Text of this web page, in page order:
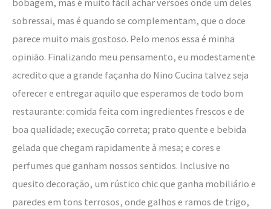
sobressai, mas é quando se complementam, que o doce
parece muito mais gostoso. Pelo menos essa é minha
opinião. Finalizando meu pensamento, eu modestamente
acredito que a grande façanha do Nino Cucina talvez seja
oferecer e entregar aquilo que esperamos de todo bom
restaurante: comida feita com ingredientes frescos e de
boa qualidade; execução correta; prato quente e bebida
gelada que chegam rapidamente à mesa; e cores e
perfumes que ganham nossos sentidos. Inclusive no
quesito decoração, um rústico chic que ganha mobiliário e
paredes em tons terrosos, onde galhos e ramos de trigo,